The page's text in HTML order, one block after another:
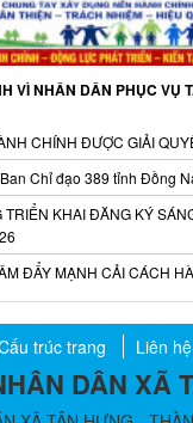
VÌ NHÂN DÂN PHỤC VỤ
CHÍNH ĐƯỢC GIẢI
Chỉ đạo 389 tỉnh Đồng
TRIỂN KHAI ĐĂNG KÝ
ĐẨY MẠNH CẢI CÁCH
trúc trang Liên hệ
DÂN XÃ